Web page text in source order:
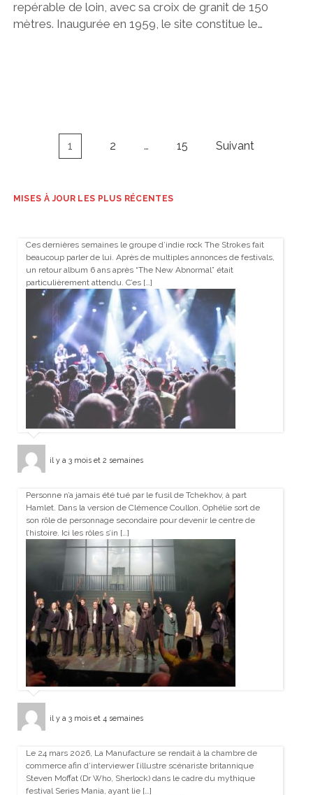
repérable de loin, avec sa croix de granit de 150
mètres. Inaugurée en 1959, le site constitue le…
Navigation
1 2 … 15 Suivant
MISES À JOUR LES PLUS RÉCENTES
Ces dernières semaines le groupe d’indie rock The Strokes fait
beaucoup parler de lui. Après de multiples annonces de festivals,
un retour album 6 ans après “The New Abnormal” était
particulièrement attendu. C’es […]
il y a 3 mois et 2 semaines
Personne n’a jamais été tué par le fusil de Tchekhov, à part
Hamlet. Dans la version de Clémence Coullon, Ophélie sort de
son rôle de personnage secondaire pour devenir le centre de
l’histoire. Ici les rôles s’in […]
il y a 3 mois et 4 semaines
Le 24 mars 2026, La Manufacture se rendait à la chambre de
commerce afin d’interviewer l’illustre scénariste britannique
Steven Moffat (Dr Who, Sherlock) dans le cadre du mythique
festival Series Mania, ayant lie […]